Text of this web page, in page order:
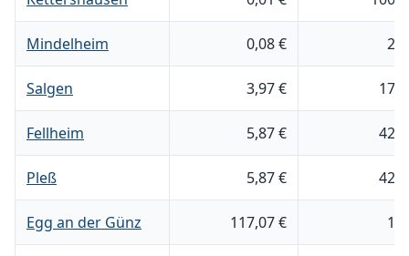
Mindelheim 0,08 €
Salgen 3,97 €
Fellheim 5,87 €
Pleß 5,87 €
Egg an der Günz 117,07 €